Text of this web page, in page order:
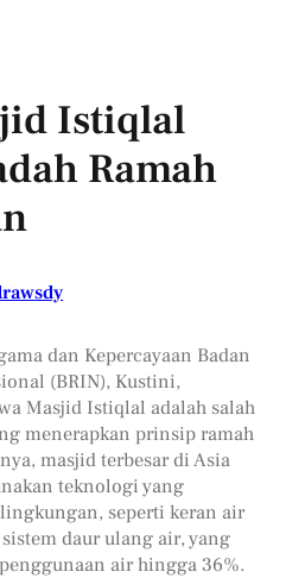
Istiqlal
Ramah
dan Kepercayaan Badan
(BRIN), Kustini,
Masjid Istiqlal adalah salah
menerapkan prinsip ramah
masjid terbesar di Asia
teknologi yang
seperti keran air
daur ulang air, yang
air hingga 36%.